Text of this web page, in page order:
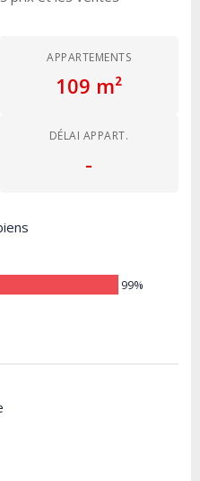
APPARTEMENTS
109 m²
DÉLAI APPART.
-
99%